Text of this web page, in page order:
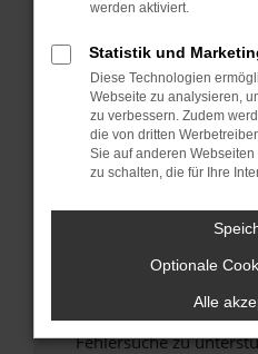
Probleme zu beheben.
Betriebssystem auf
sind.
Veraltete Software
Sicherheitsrisiko,
führen, dass
unterstützt werden.
Wende dich an den
Wenn du alle oben
hast, kontaktiere uns
versuchen, das
uns diesen Text
Fehlersuche zu
werden aktiviert.
Statistik und
Diese Technologien
Webseite zu analysieren,
zu verbessern. Zudem
die von dritten
Sie auf anderen
zu schalten, die für Ihre
Optionale
Alle